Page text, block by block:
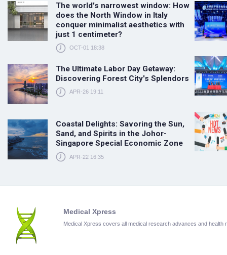
The world's narrowest window: How
does the North Window in Italy
conquer minimalist aesthetics with
just 1 centimeter?
OCT-01 18:38
The Ultimate Labor Day Getaway:
Discovering Forest City's Splendors
APR-26 19:11
Coastal Delights: Savoring the Sun,
Sand, and Spirits in the Johor-
Singapore Special Economic Zone
APR-22 16:35
Medical Xpress
Medical Xpress covers all medical research advances and health